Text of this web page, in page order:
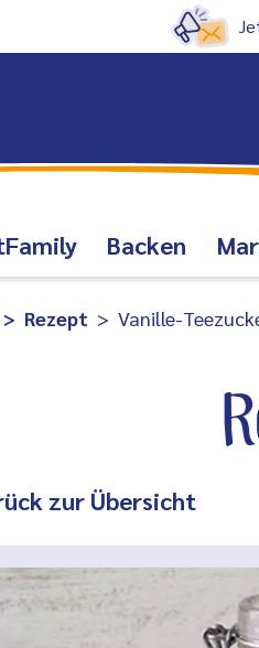
Backen
Rezept Vanille-
zur Übersicht